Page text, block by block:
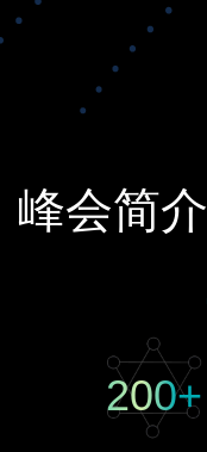
峰会简介
200+